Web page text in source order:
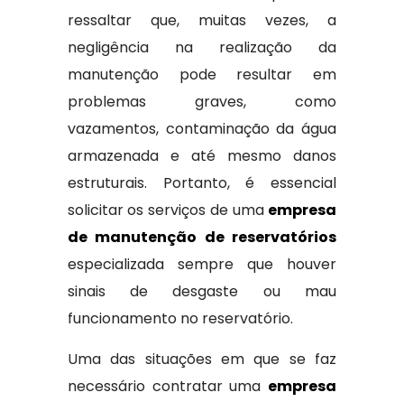
ressaltar que, muitas vezes, a
negligência na realização da
manutenção pode resultar em
problemas graves, como
vazamentos, contaminação da água
armazenada e até mesmo danos
estruturais. Portanto, é essencial
solicitar os serviços de uma empresa
de manutenção de reservatórios
especializada sempre que houver
sinais de desgaste ou mau
funcionamento no reservatório.
Uma das situações em que se faz
necessário contratar uma empresa